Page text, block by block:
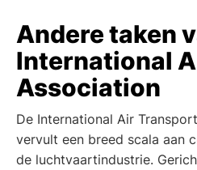
Andere taken
International
Association
De International Air
vervult een breed scala aan
de luchtvaartindustrie.